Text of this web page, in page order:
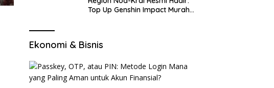
Top Up Genshin Impact Murah
Ekonomi & Bisnis